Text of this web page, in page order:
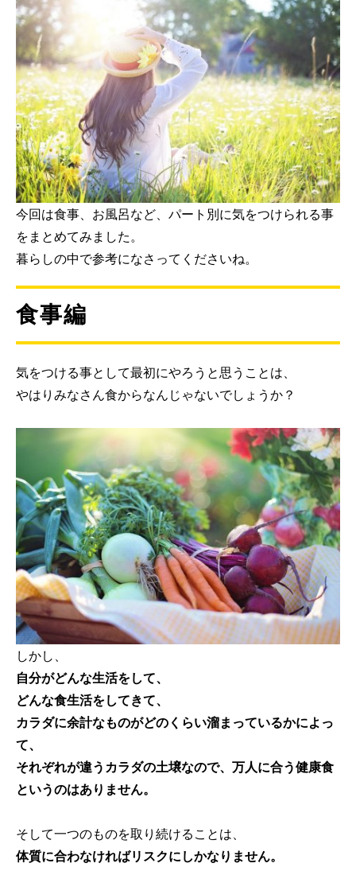
今回は食事、お風呂など、パート別に気をつけられる事
をまとめてみました。
暮らしの中で参考になさってくださいね。
食事編
気をつける事として最初にやろうと思うことは、
やはりみなさん食からなんじゃないでしょうか？
しかし、
自分がどんな生活をして、
どんな食生活をしてきて、
カラダに余計なものがどのくらい溜まっているかによっ
て、
それぞれが違うカラダの土壌なので、万人に合う健康食
というのはありません。
そして一つのものを取り続けることは、
体質に合わなければリスクにしかなりません。